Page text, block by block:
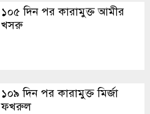
১০৫ দিন পর কারামুক্ত আমীর
খসরু
১০৯ দিন পর কারামুক্ত মির্জা
ফখরুল